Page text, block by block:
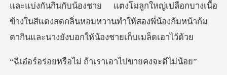
กับน้องชาย แตงโมลูกใหญ่เปลือกบางเนื้อ
ข้างในสีแดงสดกลิ่นหอมหวานทำให
ือไม่ ถ้าเราเอาไ